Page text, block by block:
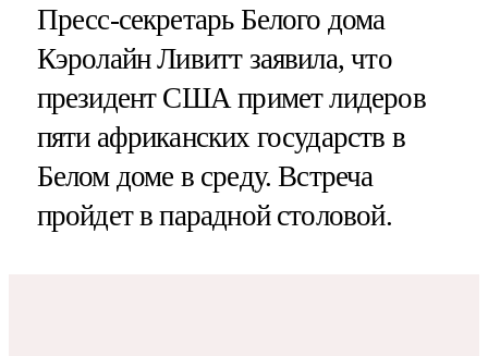
Пресс-секретарь Белого дома
Кэролайн Ливитт заявила, что
президент США примет лидеров
пяти африканских государств в
Белом доме в среду. Встреча
пройдет в парадной столовой.